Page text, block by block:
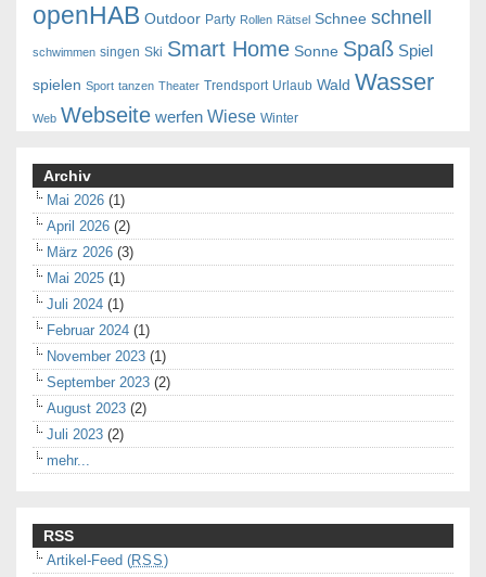
openHAB Outdoor Party Rollen Rätsel Schnee schnell
schwimmen singen Ski Smart Home Sonne Spaß Spiel
spielen Sport tanzen Theater Trendsport Urlaub Wald Wasser
Web Webseite werfen Wiese Winter
Archiv
Mai 2026 (1)
April 2026 (2)
März 2026 (3)
Mai 2025 (1)
Juli 2024 (1)
Februar 2024 (1)
November 2023 (1)
September 2023 (2)
August 2023 (2)
Juli 2023 (2)
mehr...
RSS
Artikel-Feed (RSS)